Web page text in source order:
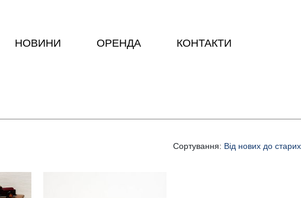
НОВИНИ ОРЕНДА КОНТАКТИ
Сортування: Від нових до старих